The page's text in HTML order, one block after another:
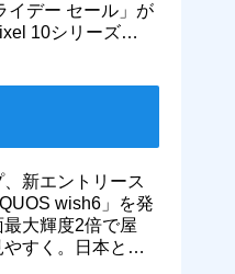
イデー セール」が
10シリーズや
、新エントリース
wish6」を発
大輝度2倍で屋
すく。日本と台